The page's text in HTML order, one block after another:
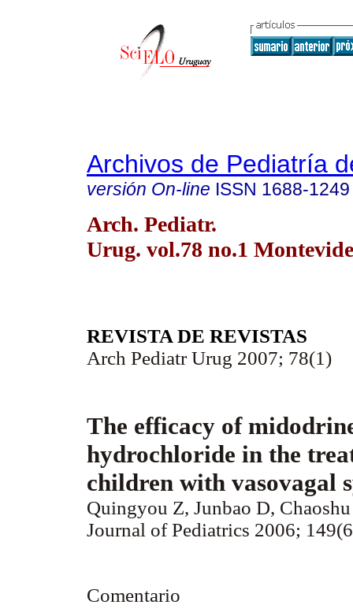
Archivos de Pediatría
versión On-line ISSN 1688-1249
Arch. Pediatr.
Urug. vol.78 no.1
REVISTA DE REVISTAS
Arch Pediatr Urug 2007; 78(1)
The efficacy of
hydrochloride in the
children with vasovagal
Quingyou Z, Junbao D,
Journal of Pediatrics 2006;
Comentario